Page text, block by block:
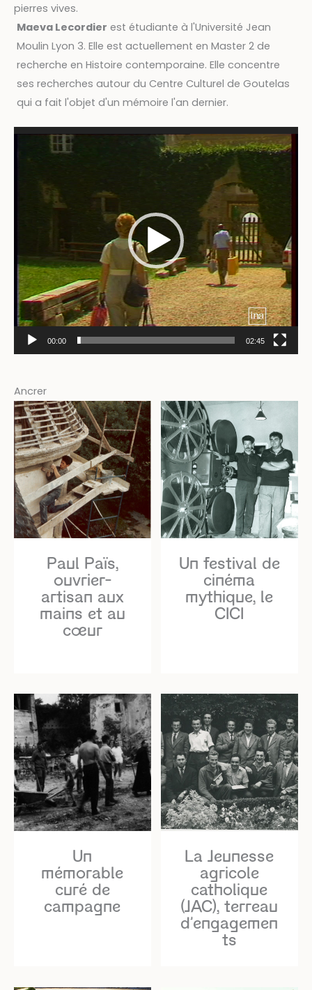
pierres vives.
Maeva Lecordier est étudiante à l'Université Jean
Moulin Lyon 3. Elle est actuellement en Master 2 de
recherche en Histoire contemporaine. Elle concentre
ses recherches autour du Centre Culturel de Goutelas
qui a fait l'objet d'un mémoire l'an dernier.
Video
00:00 02:45
Ancrer
Paul Païs,
ouvrier-
artisan aux
mains et au
cœur
Un festival de
cinéma
mythique, le
CICI
Un
mémorable
curé de
campagne
La Jeunesse
agricole
catholique
(JAC), terreau
d’engagemen
ts